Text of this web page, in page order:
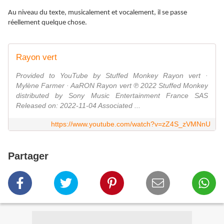
Au niveau du texte, musicalement et vocalement, il se passe
réellement quelque chose.
Rayon vert
Provided to YouTube by Stuffed Monkey Rayon vert ·
Mylène Farmer · AaRON Rayon vert ℗ 2022 Stuffed Monkey
distributed by Sony Music Entertainment France SAS
Released on: 2022-11-04 Associated ...
https://www.youtube.com/watch?v=zZ4S_zVMNnU
Partager